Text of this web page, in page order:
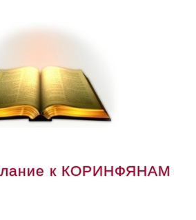
к КОРИНФЯНАМ